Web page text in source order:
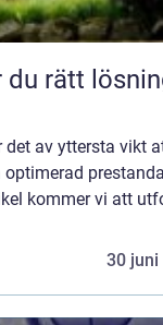
det av yttersta vikt
kommer vi att
30 juni